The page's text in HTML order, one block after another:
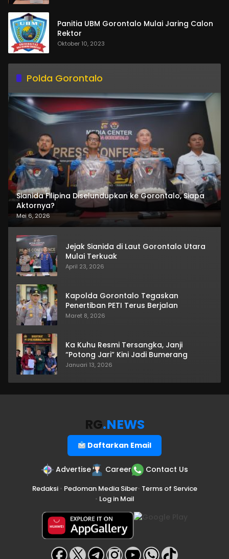
Panitia UBM Gorontalo Mulai Jaring Calon
Rektor
Oktober 10, 2023
Polda Gorontalo
Sianida Filipina Diselundupkan ke Gorontalo, Siapa
Aktornya?
Mei 6, 2026
Jejak Sianida di Laut Gorontalo Utara
Mulai Terkuak
April 23, 2026
Kapolda Gorontalo Tegaskan
Penertiban PETI Terus Berjalan
Maret 8, 2026
Ka Kuhu Resmi Tersangka, Janji
“Potong Jari” Kini Jadi Bumerang
Januari 13, 2026
RG.NEWS
Daftarkan Email
Advertise Career Contact Us
Redaksi• Pedoman Media Siber• Terms of Service
• Log in Mail